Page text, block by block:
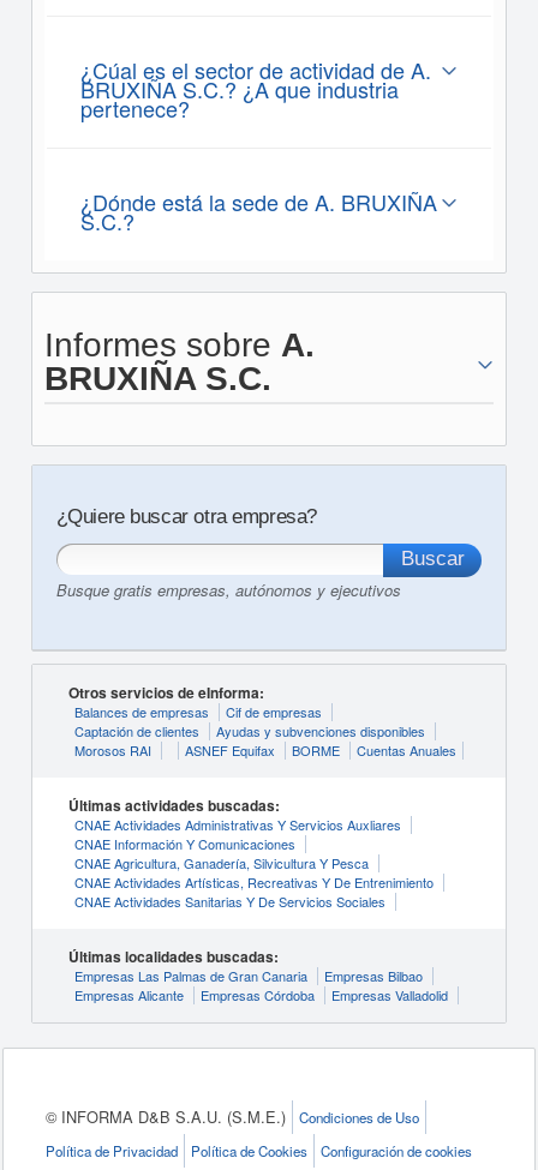
¿Cúal es el sector de actividad de A.
BRUXIÑA S.C.? ¿A que industria
pertenece?
¿Dónde está la sede de A. BRUXIÑA
S.C.?
Informes sobre A.
BRUXIÑA S.C.
¿Quiere buscar otra empresa?
Busque gratis empresas, autónomos y ejecutivos
Otros servicios de eInforma:
Balances de empresas
Cif de empresas
Captación de clientes
Ayudas y subvenciones disponibles
Morosos RAI
ASNEF Equifax BORME Cuentas Anuales
Últimas actividades buscadas:
CNAE Actividades Administrativas Y Servicios Auxliares
CNAE Información Y Comunicaciones
CNAE Agricultura, Ganadería, Silvicultura Y Pesca
CNAE Actividades Artísticas, Recreativas Y De Entrenimiento
CNAE Actividades Sanitarias Y De Servicios Sociales
Últimas localidades buscadas:
Empresas Las Palmas de Gran Canaria
Empresas Bilbao
Empresas Alicante
Empresas Córdoba Empresas Valladolid
© INFORMA D&B S.A.U. (S.M.E.)
Condiciones de Uso
Política de Privacidad
Política de Cookies Configuración de cookies